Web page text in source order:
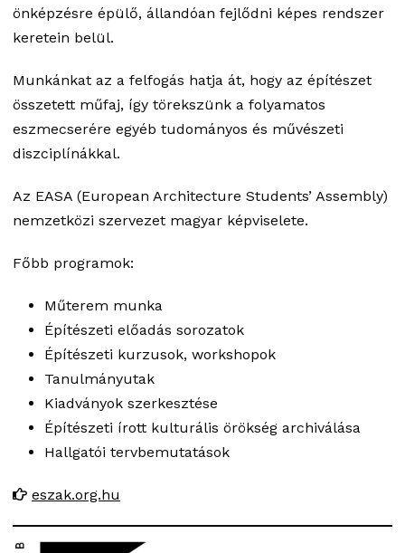
önképzésre épülő, állandóan fejlődni képes rendszer
keretein belül.
Munkánkat az a felfogás hatja át, hogy az építészet
összetett műfaj, így törekszünk a folyamatos
eszmecserére egyéb tudományos és művészeti
diszciplínákkal.
Az EASA (European Architecture Students’ Assembly)
nemzetközi szervezet magyar képviselete.
Főbb programok:
Műterem munka
Építészeti előadás sorozatok
Építészeti kurzusok, workshopok
Tanulmányutak
Kiadványok szerkesztése
Építészeti írott kulturális örökség archiválása
Hallgatói tervbemutatások
eszak.org.hu